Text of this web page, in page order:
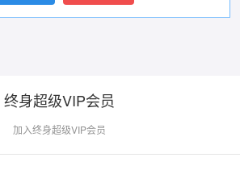
终身超级VIP会员
加入终身超级VIP会员